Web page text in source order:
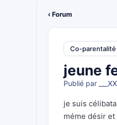
‹ Forum
Co-parentalité
jeune
Publié par
je suis
méme désir